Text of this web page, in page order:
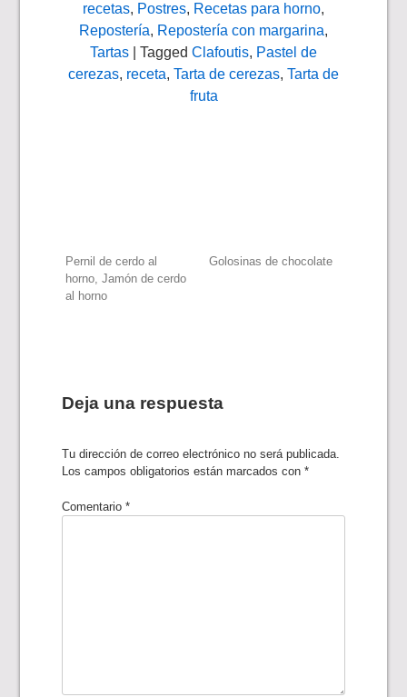
recetas, Postres, Recetas para horno,
Repostería, Repostería con margarina,
Tartas | Tagged Clafoutis, Pastel de
cerezas, receta, Tarta de cerezas, Tarta de
fruta
Navegación
de
Pernil de cerdo al
horno, Jamón de cerdo
al horno
Golosinas de chocolate
Deja una respuesta
Tu dirección de correo electrónico no será publicada.
Los campos obligatorios están marcados con*
Comentario*